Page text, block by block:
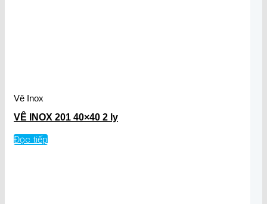
Vê Inox
VÊ INOX 201 40×40 2 ly
Đọc tiếp